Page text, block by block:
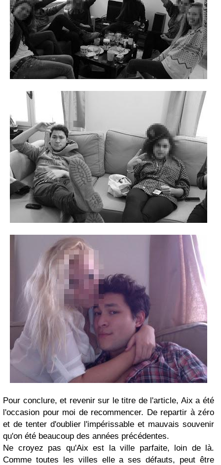
Pour conclure, et revenir sur le titre de l'article, Aix a été
l'occasion pour moi de recommencer. De repartir à zéro
et de tenter d'oublier l'impérissable et mauvais souvenir
qu'on été beaucoup des années précédentes.
Ne croyez pas qu'Aix est la ville parfaite, loin de là.
Comme toutes les villes elle a ses défauts, peut être